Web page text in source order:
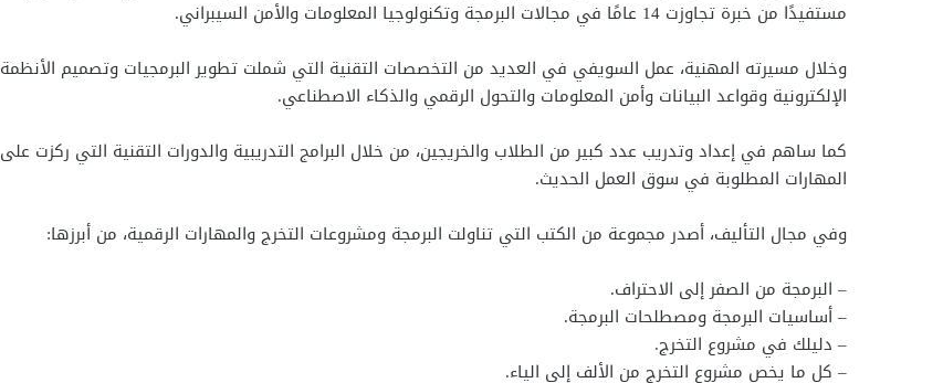
مستفيدًا من خبرة تجاوزت 14 عامًا في مجالات البرمجة وتكنولوجيا المعلومات والأمن السيبراني.
وخلال مسيرته المهنية، عمل السويفي في العديد من التخصصات التقنية التي شملت تطوير البرمجيات وتصميم الأنظمة
الإلكترونية وقواعد البيانات وأمن المعلومات والتحول الرقمي والذكاء الاصطناعي.
كما ساهم في إعداد وتدريب عدد كبير من الطلاب والخريجين، من خلال البرامج التدريبية والدورات التقنية التي ركزت على
المهارات المطلوبة في سوق العمل الحديث.
وفي مجال التأليف، أصدر مجموعة من الكتب التي تناولت البرمجة ومشروعات التخرج والمهارات الرقمية، من أبرزها:
– البرمجة من الصفر إلى الاحتراف.
– أساسيات البرمجة ومصطلحات البرمجة.
– دليلك في مشروع التخرج.
– كل ما يخص مشروع التخرج من الألف إلى الياء.